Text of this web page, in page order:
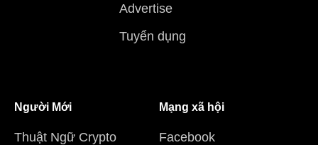
Advertise
Tuyển dụng
Người Mới
Thuật Ngữ Crypto
Mạng xã hội
Facebook